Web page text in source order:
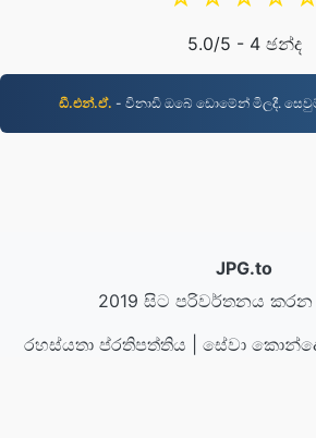
5.0/5 - 4ඡන්ද
ඩී.එන්.ඒ. - විනාඩි ඔබේ ඩොමේන් මිලදී.
JPG.to
2019 සිට පරිවර්තනය
රහස්යතා ප්රතිපත්තිය
සේවා